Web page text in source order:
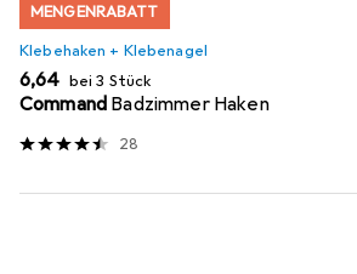
MENGENRABATT
Klebehaken + Klebenagel
EUR
6,64 bei 3 Stück
Command Badzimmer Haken
28